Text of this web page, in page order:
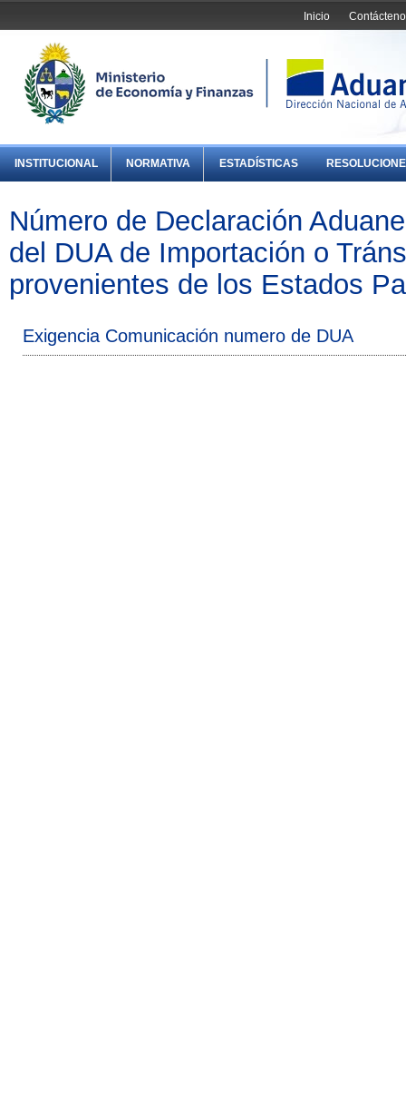
Inicio
INSTITUCIONAL NORMATIVA ESTADÍSTICAS
Número de Declaración
del DUA de Importación o
provenientes de los Estados
Exigencia Comunicación numero de DUA